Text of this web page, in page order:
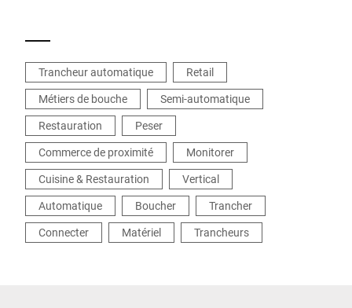
vos bénéfices, tranche après tranche.
Trancheur automatique
Retail
Métiers de bouche
Semi-automatique
Restauration
Peser
Commerce de proximité
Monitorer
Cuisine & Restauration
Vertical
Automatique
Boucher
Trancher
Connecter
Matériel Trancheurs